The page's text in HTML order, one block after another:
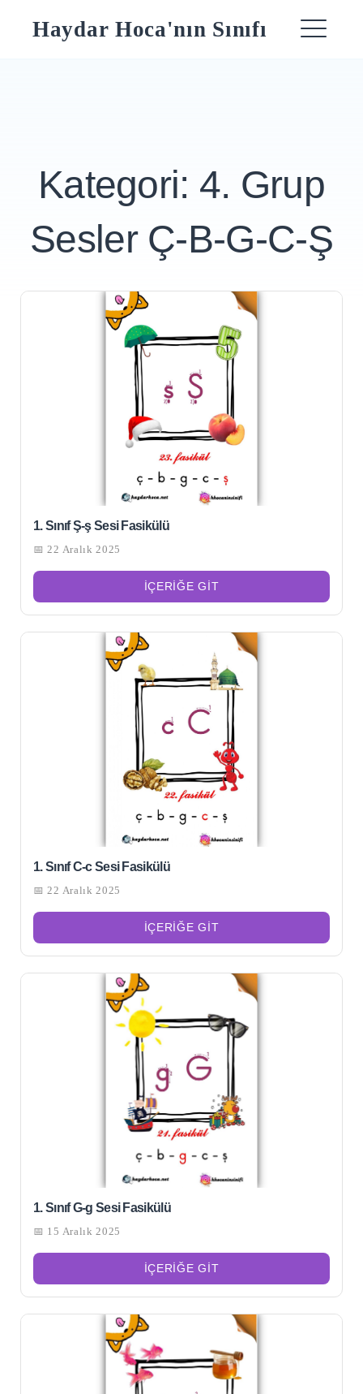
Haydar Hoca'nın Sınıfı
kelime
için
arama
Kategori: 4. Grup
Sesler Ç-B-G-C-Ş
1. Sınıf Ş-ş Sesi Fasikülü
📅 22 Aralık 2025
İÇERIĞE GIT
1. Sınıf C-c Sesi Fasikülü
📅 22 Aralık 2025
İÇERIĞE GIT
1. Sınıf G-g Sesi Fasikülü
📅 15 Aralık 2025
İÇERIĞE GIT